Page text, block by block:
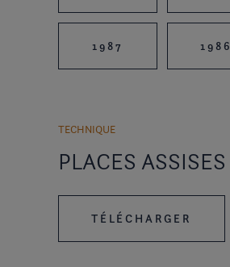
1987 1986
TECHNIQUE
PLACES ASSISES
TÉLÉCHARGER